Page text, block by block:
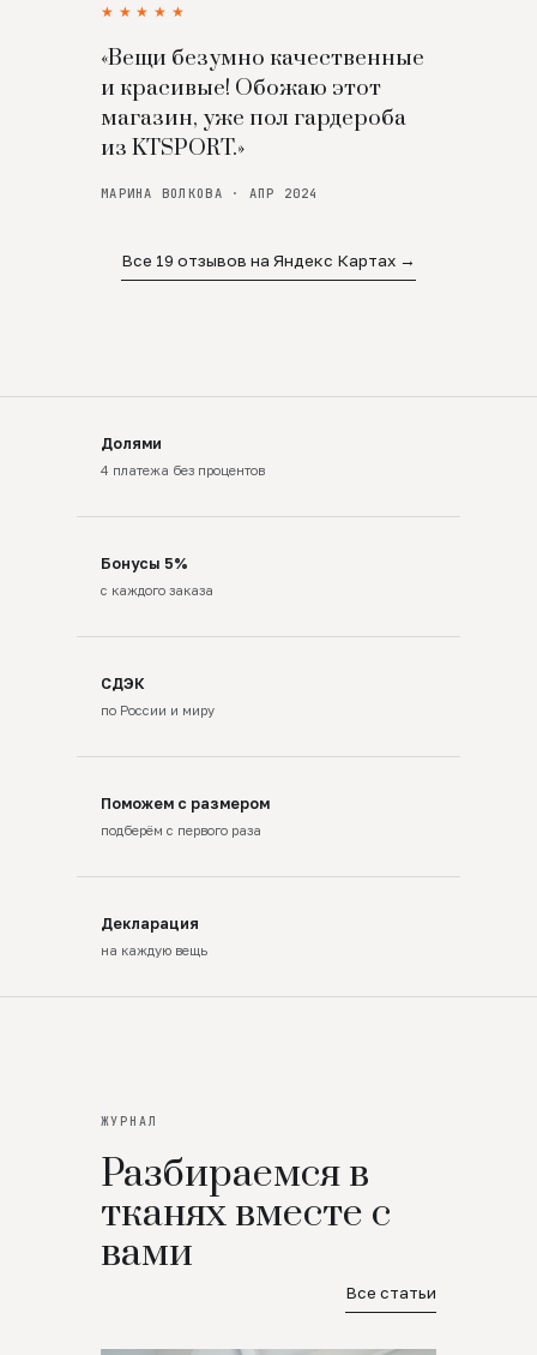
★★★★★
«Вещи безумно качественные
и красивые! Обожаю этот
магазин, уже пол гардероба
из KTSPORT.»
МАРИНА ВОЛКОВА · АПР 2024
Все 19 отзывов на Яндекс Картах →
Долями
4 платежа без процентов
Бонусы 5%
с каждого заказа
СДЭК
по России и миру
Поможем с размером
подберём с первого раза
Декларация
на каждую вещь
ЖУРНАЛ
Разбираемся в
тканях вместе с
вами
Все статьи